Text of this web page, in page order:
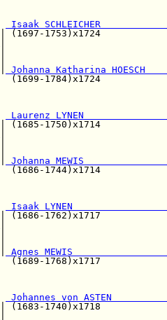
Isaak SCHLEICHER
| (1697-
|
Johanna Katharina HOESCH
(1699-
Laurenz LYNEN
| (1685-
|
Johanna MEWIS
(1686-
Isaak LYNEN
| (1686-
|
Agnes MEWIS
(1689-
Johannes von ASTEN
| (1683-